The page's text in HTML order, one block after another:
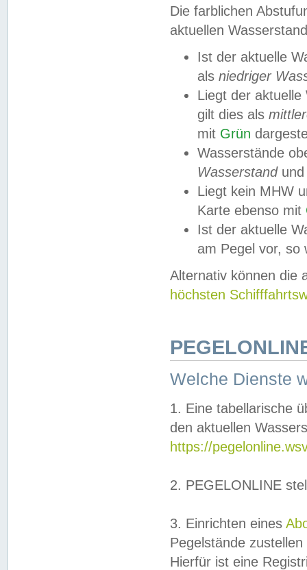
Die farblichen
aktuellen
Ist der aktuelle
als niedriger
Liegt der
gilt dies als
mit Grün
Wasserstände
Wasserstandund
Liegt kein MHW
Karte ebenso mit
Ist der aktuelle
am Pegel vor,
Alternativ können die
höchsten
Welche Dienste
1. Eine tabellarische
den aktuellen
https://
2. PEGELONLINE
3. Einrichten eines
Pegelstände
Hierfür ist eine